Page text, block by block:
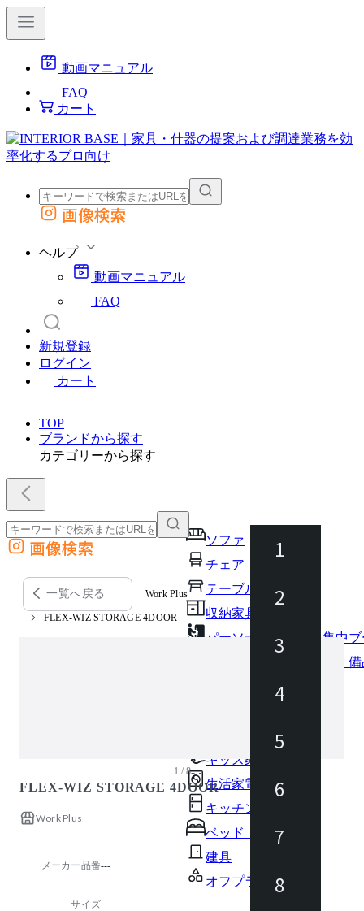
動画マニュアル
FAQ
カート
外部サイトの商品をカートに追加
画像検索
ヘルプ
動画マニュアル
FAQ
新規登録
ログイン
カート
TOP
ブランドから探す
カテゴリーから探す
ソファ
チェア・椅子
テーブル・デスク
収納家具
パーソナルブース・集中
オフィスアクセサリー・
インテリア雑貨
ガーデン・屋外
キッズ家具
生活家電
キッチン家電
ベッド・寝具
建具
オフプライス什器
外部サイトの商品をカートに追加
他のサイトで見つけた商品ページのURLを貼り付けて、カートに追加できます
画像検索
一覧へ戻る Work Plus
FLEX-WIZ STORAGE 4DOOR
1 / 8
FLEX-WIZ STORAGE 4DOOR
Work Plus
メーカー品番---
サイズ
---
1
2
3
4
5
6
7
8